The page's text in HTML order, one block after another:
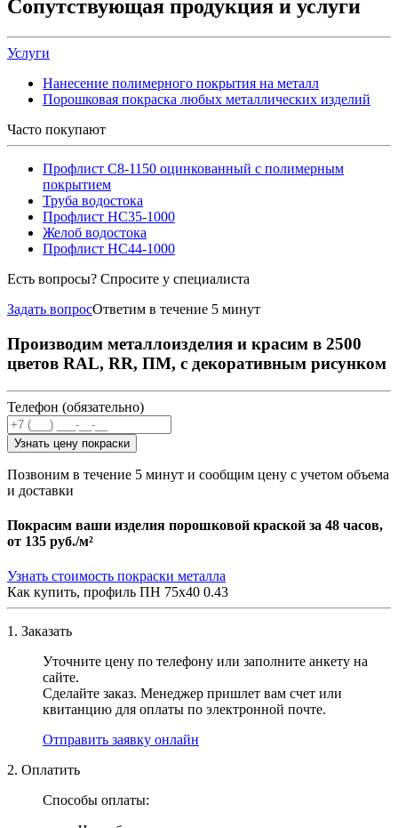
Сопутствующая продукция и услуги
Услуги
Нанесение полимерного покрытия на металл
Порошковая покраска любых металлических изделий
Часто покупают
Профлист С8-1150 оцинкованный с полимерным
покрытием
Труба водостока
Профлист НС35-1000
Желоб водостока
Профлист НС44-1000
Есть вопросы? Спросите у специалиста
Задать вопросОтветим в течение 5 минут
Производим металлоизделия и красим в 2500
цветов RAL, RR, ПМ, с декоративным рисунком
Телефон (обязательно)
Узнать цену покраски
Позвоним в течение 5 минут и сообщим цену с учетом объема
и доставки
Покрасим ваши изделия порошковой краской за 48 часов,
от 135 руб./м²
Узнать стоимость покраски металла
Как купить, профиль ПН 75х40 0.43
1. Заказать
Уточните цену по телефону или заполните анкету на
сайте.
Сделайте заказ. Менеджер пришлет вам счет или
квитанцию для оплаты по электронной почте.
Отправить заявку онлайн
2. Оплатить
Способы оплаты: